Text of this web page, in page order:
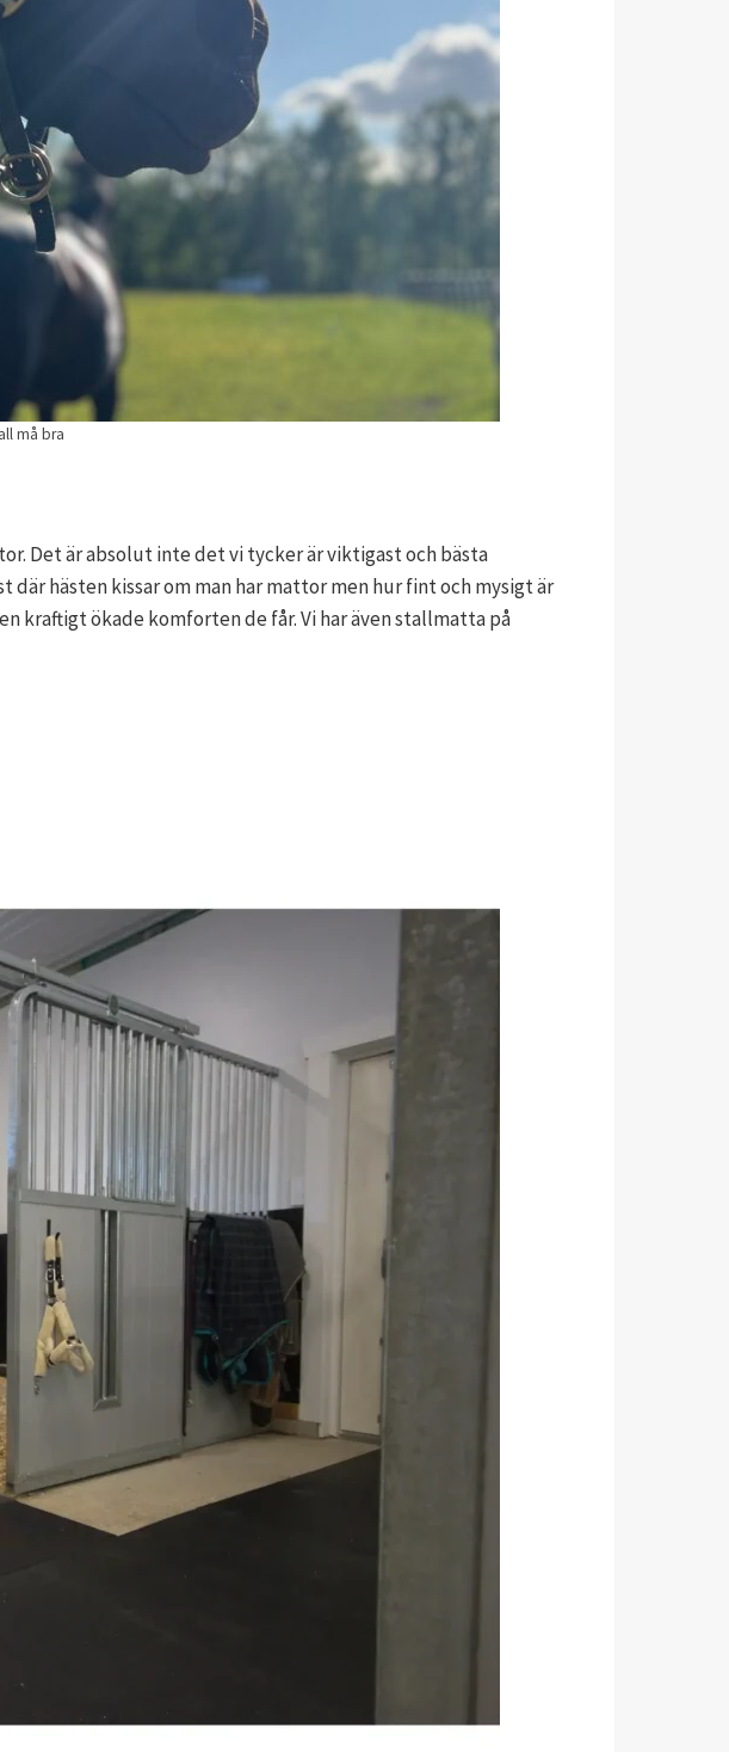
må bra
Det är absolut inte det vi tycker är viktigast och bästa
hästen kissar om man har mattor men hur fint och mysigt är
kraftigt ökade komforten de får. Vi har även stallmatta på